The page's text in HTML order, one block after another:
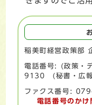
稲美町経営政策部
電話番号: (政策・
9130 (秘書・広
ファクス番号:
電話番号のかけ